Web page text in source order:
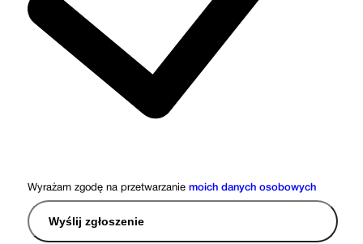
Wyrażam zgodę na przetwarzanie moich danych osobowych
Wyślij zgłoszenie